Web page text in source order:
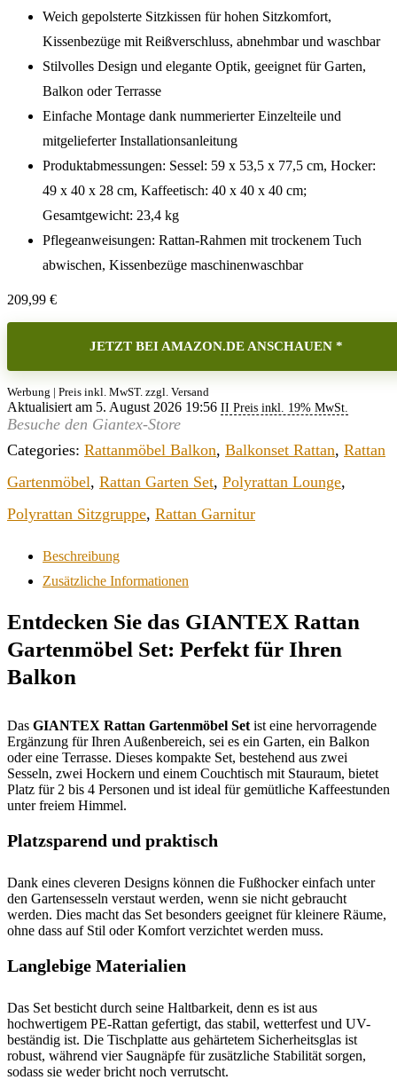
Weich gepolsterte Sitzkissen für hohen Sitzkomfort,
Kissenbezüge mit Reißverschluss, abnehmbar und waschbar
Stilvolles Design und elegante Optik, geeignet für Garten,
Balkon oder Terrasse
Einfache Montage dank nummerierter Einzelteile und
mitgelieferter Installationsanleitung
Produktabmessungen: Sessel: 59 x 53,5 x 77,5 cm, Hocker:
49 x 40 x 28 cm, Kaffeetisch: 40 x 40 x 40 cm;
Gesamtgewicht: 23,4 kg
Pflegeanweisungen: Rattan-Rahmen mit trockenem Tuch
abwischen, Kissenbezüge maschinenwaschbar
209,99 €
JETZT BEI AMAZON.DE ANSCHAUEN *
Werbung | Preis inkl. MwST. zzgl. Versand
Aktualisiert am 5. August 2026 19:56 II Preis inkl. 19% MwSt.
Besuche den Giantex-Store
Categories: Rattanmöbel Balkon, Balkonset Rattan, Rattan
Gartenmöbel, Rattan Garten Set, Polyrattan Lounge,
Polyrattan Sitzgruppe, Rattan Garnitur
Beschreibung
Zusätzliche Informationen
Entdecken Sie das GIANTEX Rattan
Gartenmöbel Set: Perfekt für Ihren
Balkon
Das GIANTEX Rattan Gartenmöbel Set ist eine hervorragende
Ergänzung für Ihren Außenbereich, sei es ein Garten, ein Balkon
oder eine Terrasse. Dieses kompakte Set, bestehend aus zwei
Sesseln, zwei Hockern und einem Couchtisch mit Stauraum, bietet
Platz für 2 bis 4 Personen und ist ideal für gemütliche Kaffeestunden
unter freiem Himmel.
Platzsparend und praktisch
Dank eines cleveren Designs können die Fußhocker einfach unter
den Gartensesseln verstaut werden, wenn sie nicht gebraucht
werden. Dies macht das Set besonders geeignet für kleinere Räume,
ohne dass auf Stil oder Komfort verzichtet werden muss.
Langlebige Materialien
Das Set besticht durch seine Haltbarkeit, denn es ist aus
hochwertigem PE-Rattan gefertigt, das stabil, wetterfest und UV-
beständig ist. Die Tischplatte aus gehärtetem Sicherheitsglas ist
robust, während vier Saugnäpfe für zusätzliche Stabilität sorgen,
sodass sie weder bricht noch verrutscht.